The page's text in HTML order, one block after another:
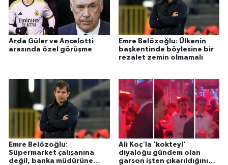
Arda Güler ve Ancelotti
arasında özel görüşme
Emre Belözoğlu: Ülkenin
başkentinde böylesine bir
rezalet zemin olmamalı
Emre Belözoğlu:
Süpermarket çalışanına
değil, banka müdürüne
Ali Koç'la 'kokteyl'
diyaloğu gündem olan
garson işten çıkarıldığını